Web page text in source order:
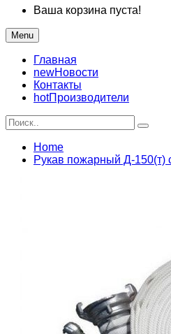
Ваша корзина пуста!
Menu
Главная
newНовости
Контакты
hotПроизводители
Home
Рукав пожарный Д-150(т)